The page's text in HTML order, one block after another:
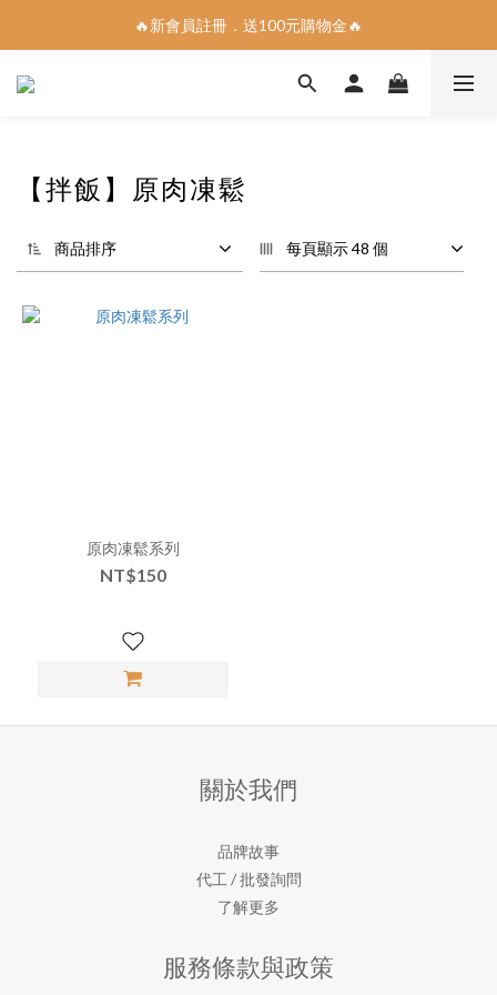
📣指定商品5件95折、10件9折📣
🔥新會員註冊．送100元購物金🔥
全館消費滿1200免運到府
【拌飯】原肉凍鬆
商品排序 每頁顯示 48 個
原肉凍鬆系列
NT$150
關於我們
品牌故事
代工 / 批發詢問
了解更多
服務條款與政策